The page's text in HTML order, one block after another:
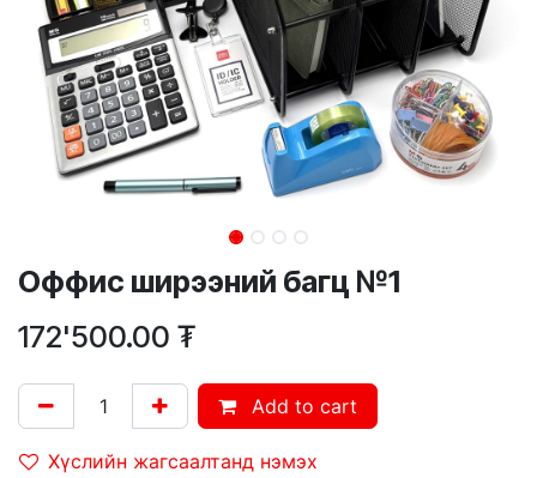
Оффис ширээний багц №1
172'500.00 ₮
Add to cart
Хүслийн жагсаалтанд нэмэх